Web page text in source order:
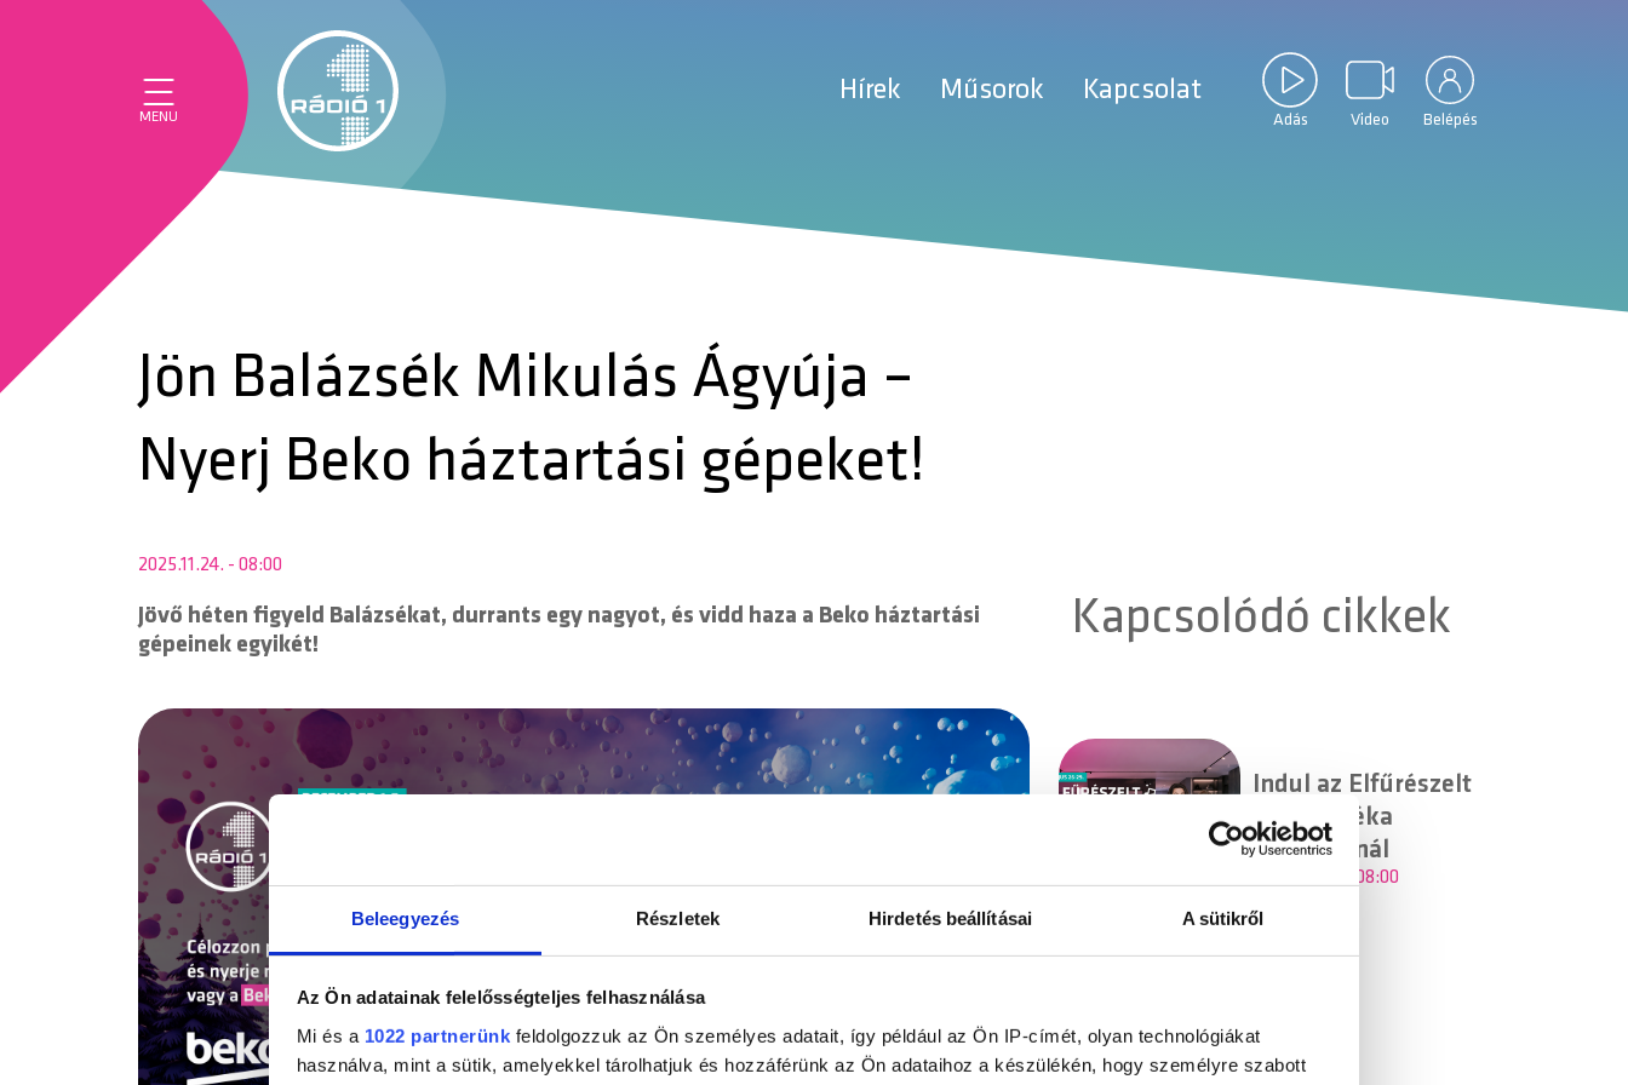
Beleegyezés Részletek Hirdetés beállításai A sütikről
Az Ön adatainak felelősségteljes felhasználása
Mi és a 1022 partnerünk feldolgozzuk az Ön személyes adatait, így például az Ön IP-címét, olyan technológiákat
használva, mint a sütik, amelyekkel tárolhatjuk és hozzáférünk az Ön adataihoz a készülékén, hogy személyre szabott
MENU
Hírek Műsorok Kapcsolat
Adás Video Belépés
Jön Balázsék Mikulás Ágyúja –
Nyerj Beko háztartási gépeket!
2025.11.24. - 08:00
Jövő héten figyeld Balázsékat, durrants egy nagyot, és vidd haza a Beko háztartási
gépeinek egyikét!
Kapcsolódó cikkek
Indul az Elfűrészelt
Dalok játéka
Balázséknál
2026.05.18. - 08:00